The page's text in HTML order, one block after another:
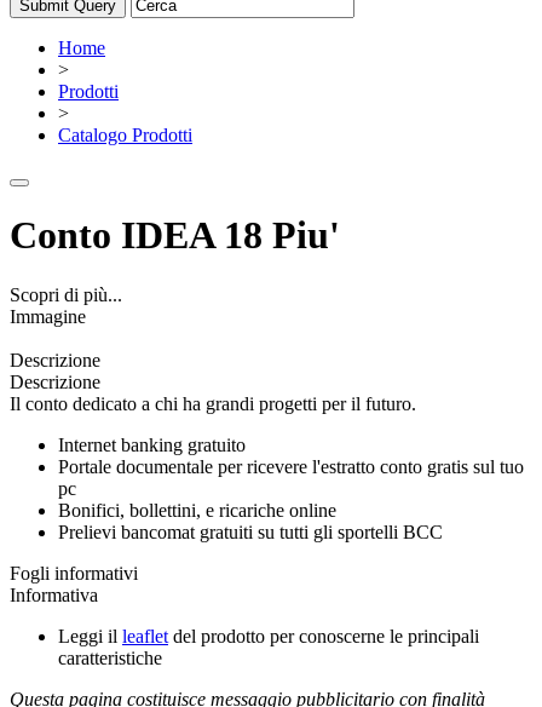
Home
>
Prodotti
>
Catalogo Prodotti
Conto IDEA 18 Piu'
Scopri di più...
Immagine
Descrizione
Descrizione
Il conto dedicato a chi ha grandi progetti per il futuro.
Internet banking gratuito
Portale documentale per ricevere l'estratto conto gratis sul tuo
pc
Bonifici, bollettini, e ricariche online
Prelievi bancomat gratuiti su tutti gli sportelli BCC
Fogli informativi
Informativa
Leggi il leaflet del prodotto per conoscerne le principali
caratteristiche
Questa pagina costituisce messaggio pubblicitario con finalità